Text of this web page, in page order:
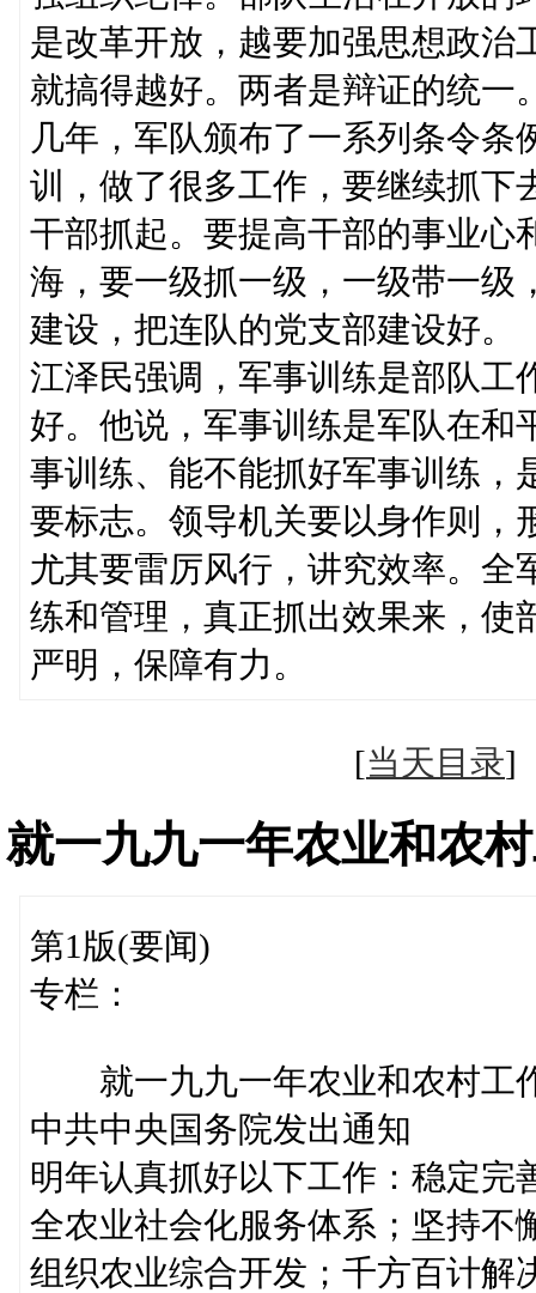
是改革开放，越要加强思想政治
就搞得越好。两者是辩证的统一
几年，军队颁布了一系列条令
训，做了很多工作，要继续抓下
干部抓起。要提高干部的事业心
海，要一级抓一级，一级带一级
建设，把连队的党支部建设好。
江泽民强调，军事训练是部队工
好。他说，军事训练是军队在和
事训练、能不能抓好军事训练，
要标志。领导机关要以身作则，
尤其要雷厉风行，讲究效率。全
练和管理，真正抓出效果来，使
严明，保障有力。
[当天目录
就一九九一年农业和农
第1版(要闻)
专栏：
就一九九一年农业和农村工
中共中央国务院发出通知
明年认真抓好以下工作：稳定完
全农业社会化服务体系；坚持不
组织农业综合开发；千方百计解